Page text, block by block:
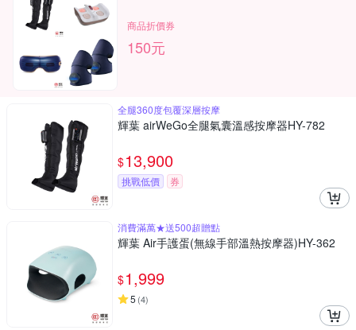
商品折價券
150元
全腿360度包覆深層按摩
輝葉 airWeGo全腿氣囊溫感按摩器HY-782
$13,900
挑戰低價 券
消費滿萬★送500超贈點
輝葉 Air手護蛋(無線手部溫熱按摩器)HY-362
$1,999
5 (4)